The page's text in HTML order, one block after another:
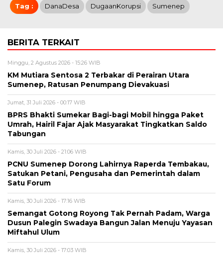
Tag : DanaDesa DugaanKorupsi Sumenep
BERITA TERKAIT
Minggu, 2 Agustus 2026 - 15:26 WIB
KM Mutiara Sentosa 2 Terbakar di Perairan Utara
Sumenep, Ratusan Penumpang Dievakuasi
Jumat, 31 Juli 2026 - 00:17 WIB
BPRS Bhakti Sumekar Bagi-bagi Mobil hingga Paket
Umrah, Hairil Fajar Ajak Masyarakat Tingkatkan Saldo
Tabungan
Kamis, 30 Juli 2026 - 21:06 WIB
PCNU Sumenep Dorong Lahirnya Raperda Tembakau,
Satukan Petani, Pengusaha dan Pemerintah dalam
Satu Forum
Kamis, 30 Juli 2026 - 17:16 WIB
Semangat Gotong Royong Tak Pernah Padam, Warga
Dusun Palegin Swadaya Bangun Jalan Menuju Yayasan
Miftahul Ulum
Kamis, 30 Juli 2026 - 17:03 WIB